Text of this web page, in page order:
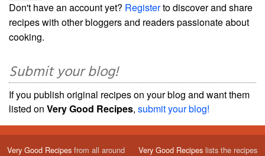
Don't have an account yet? Registerto discover and share
recipes with other bloggers and readers passionate about
cooking.
Submit your blog!
If you publish original recipes on your blog and want them
listed on Very Good Recipes, submit your blog!
Very Good Recipes from all around Very Good Recipes lists the recipes